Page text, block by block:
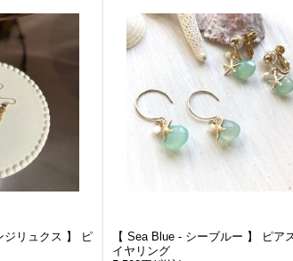
ジリュクス 】 ピ
【 Sea Blue - シーブルー 】 ピア
イヤリング